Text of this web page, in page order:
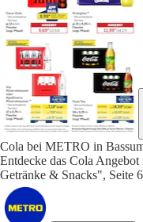
Cola bei METRO in
Entdecke das Cola
Getränke & Snacks", Seite 6